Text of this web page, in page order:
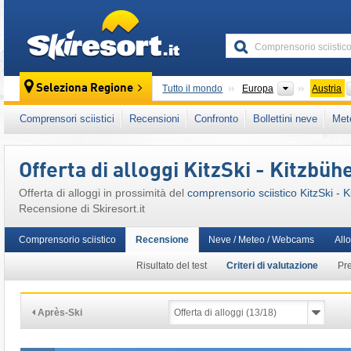
Seleziona Regione Tutto il mondo Europa Continenti
Austria
Tutto il mondo Europa Continenti
Austria
Questo comprensorio sciistico è presente
SuperSkiCard, Snow Card Tirol, Ikon Pass ,
Alpi, Europa Occidentale, Europa Centrale,
Comprensori sciistici Recensioni Confronto Bollettini neve
Offerta di alloggi KitzSki -
Offerta di alloggi in prossimità del comprensorio sciistico KitzSki -
Recensione di Skiresort.it
Comprensorio sciistico Recensione
Risultato del test Criteri di valutazione
Neve / Meteo / Webcams
Après-Ski